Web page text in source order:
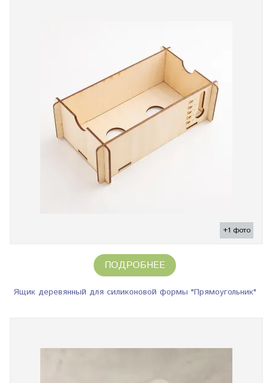
+1 фото
ПОДРОБНЕЕ
Ящик деревянный для силиконовой формы "Прямоугольник"